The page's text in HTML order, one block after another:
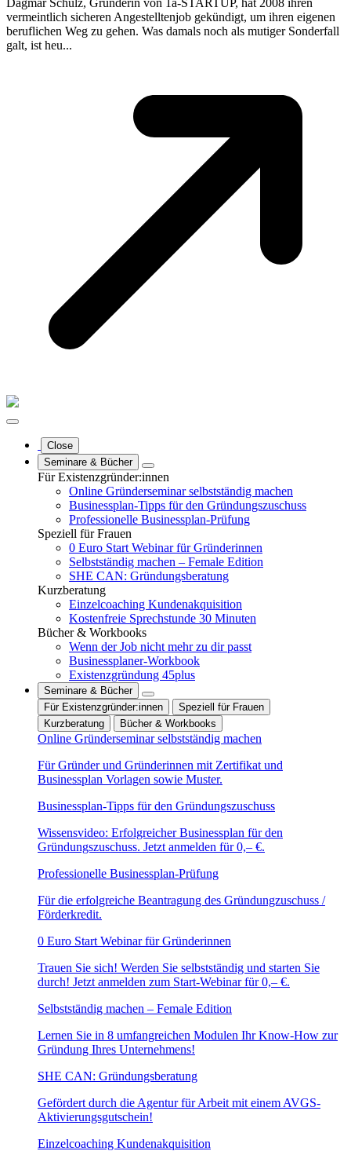
Dagmar Schulz, Gründerin von 1a-STARTUP, hat 2008 ihren
vermeintlich sicheren Angestelltenjob gekündigt, um ihren eigenen
beruflichen Weg zu gehen. Was damals noch als mutiger Sonderfall
galt, ist heu...
Close
Seminare & Bücher
Für Existenzgründer:innen
Online Gründerseminar selbstständig machen
Businessplan-Tipps für den Gründungszuschuss
Professionelle Businessplan-Prüfung
Speziell für Frauen
0 Euro Start Webinar für Gründerinnen
Selbstständig machen – Female Edition
SHE CAN: Gründungsberatung
Kurzberatung
Einzelcoaching Kundenakquisition
Kostenfreie Sprechstunde 30 Minuten
Bücher & Workbooks
Wenn der Job nicht mehr zu dir passt
Businessplaner-Workbook
Existenzgründung 45plus
Seminare & Bücher
Für Existenzgründer:innen
Speziell für Frauen
Kurzberatung
Bücher & Workbooks
Online Gründerseminar selbstständig machen
Für Gründer und Gründerinnen mit Zertifikat und
Businessplan Vorlagen sowie Muster.
Businessplan-Tipps für den Gründungszuschuss
Wissensvideo: Erfolgreicher Businessplan für den
Gründungszuschuss. Jetzt anmelden für 0,– €.
Professionelle Businessplan-Prüfung
Für die erfolgreiche Beantragung des Gründungzuschuss /
Förderkredit.
0 Euro Start Webinar für Gründerinnen
Trauen Sie sich! Werden Sie selbstständig und starten Sie
durch! Jetzt anmelden zum Start-Webinar für 0,– €.
Selbstständig machen – Female Edition
Lernen Sie in 8 umfangreichen Modulen Ihr Know-How zur
Gründung Ihres Unternehmens!
SHE CAN: Gründungsberatung
Gefördert durch die Agentur für Arbeit mit einem AVGS-
Aktivierungsgutschein!
Einzelcoaching Kundenakquisition